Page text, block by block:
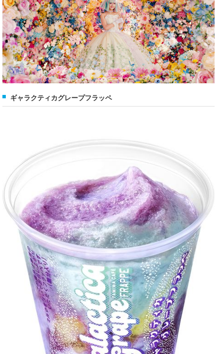
ギャラクティカグレープフラッペ